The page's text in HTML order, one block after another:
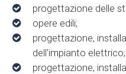
progettazione delle
opere edili;
progettazione,
dell'impianto elettrico;
progettazione,